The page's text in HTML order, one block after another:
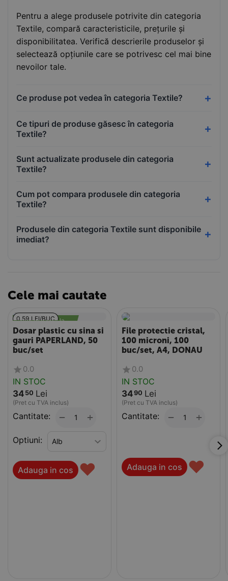
Pentru a alege produsele potrivite din categoria
Textile, compară caracteristicile, prețurile și
disponibilitatea. Verifică descrierile produselor și
selectează opțiunile care se potrivesc cel mai bine
nevoilor tale.
Ce produse pot vedea în categoria Textile?
Ce tipuri de produse găsesc în categoria
Textile?
Sunt actualizate produsele din categoria
Textile?
Cum pot compara produsele din categoria
Textile?
Produsele din categoria Textile sunt disponibile
imediat?
Cele mai cautate
Pret mai MIC la
SET
0.59 LEI/BUC
Dosar plastic cu sina si
gauri PAPERLAND, 50
buc/set
0.0
IN STOC
34 50 Lei
(Pret cu TVA inclus)
Cantitate: +
−
Optiuni:
Adauga in cos ♥
File protectie cristal,
100 microni, 100
buc/set, A4, DONAU
0.0
IN STOC
3490 Lei
(Pret cu TVA inclus)
Cantitate: +
−
Adauga in cos ♥